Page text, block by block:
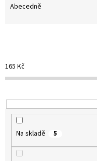
o
d
k
t
Abecedně
165 Kč
Na skladě 5